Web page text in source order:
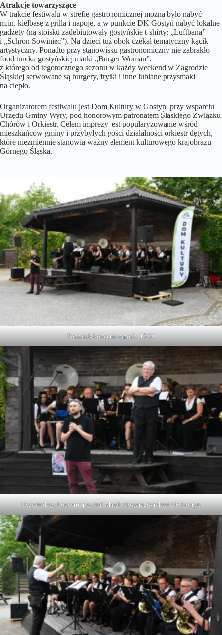
Atrakcje towarzyszące
W trakcie festiwalu w strefie gastronomicznej można było nabyć
m.in. kiełbasę z grilla i napoje, a w punkcie DK Gostyń nabyć lokalne
gadżety (na stoisku zadebiutowały gostyńskie t-shirty: „Luftbana”
i „Schron Sowiniec”). Na dzieci tuż obok czekał tematyczny kącik
artystyczny. Ponadto przy stanowisku gastronomiczny nie zabrakło
food trucka gostyńskiej marki „Burger Woman”,
z którego od tegorocznego sezonu w każdy weekend w Zagrodzie
Śląskiej serwowane są burgery, frytki i inne lubiane przysmaki
na ciepło.
Organizatorem festiwalu jest Dom Kultury w Gostyni przy wsparciu
Urzędu Gminy Wyry, pod honorowym patronatem Śląskiego Związku
Chórów i Orkiestr. Celem imprezy jest popularyzowanie wśród
mieszkańców gminy i przybyłych gości działalności orkiestr dętych,
które niezmiennie stanowią ważny element kulturowego krajobrazu
Górnego Śląska.
Początek koncertu o godz. 15.30
Uczestników koncertu powitał Marek Nowara, dyrektor DK Gostyń